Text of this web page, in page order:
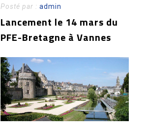
Posté par :admin
Lancement le 14 mars du
PFE-Bretagne à Vannes